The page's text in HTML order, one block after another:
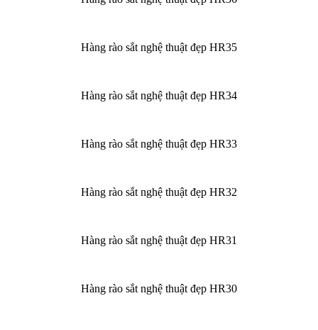
Hàng rào sắt nghệ thuật đẹp HR35
Hàng rào sắt nghệ thuật đẹp HR34
Hàng rào sắt nghệ thuật đẹp HR33
Hàng rào sắt nghệ thuật đẹp HR32
Hàng rào sắt nghệ thuật đẹp HR31
Hàng rào sắt nghệ thuật đẹp HR30